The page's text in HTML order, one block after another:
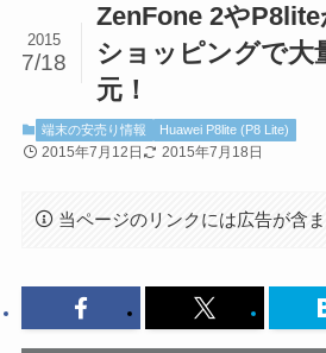
ZenFone 2や
ショッピングで大
元！
2015
7/18
端末の安売り情報 Huawei P8lite (P8 Lite)
2015年7月12日 2015年7月18日
当ページのリンクには広告が含ま